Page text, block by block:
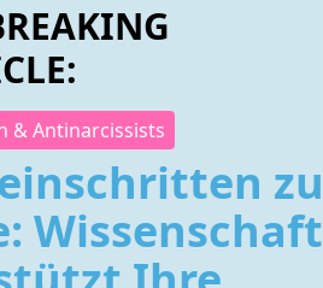
& Antinarcissists
Wissenschaft